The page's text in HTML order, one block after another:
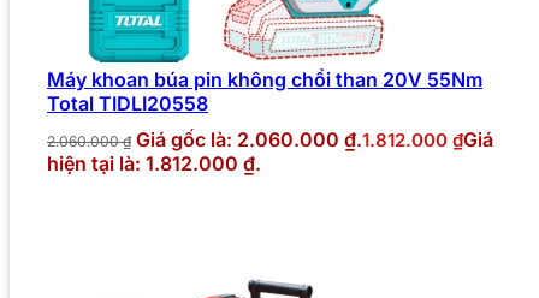
Máy khoan búa pin không chổi than 20V 55Nm
Total TIDLI20558
2.060.000₫ Giá gốc là: 2.060.000 ₫.1.812.000 ₫Giá
hiện tại là: 1.812.000 ₫.